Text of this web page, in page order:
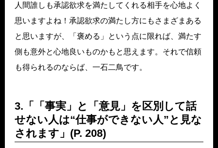
人間誰しも承認欲求を満たしてくれる相手を心地よく
思いますよね！承認欲求の満たし方にもさまざまある
と思いますが、「褒める」という点に限れば、満たす
側も意外と心地良いものかもと思えます。それで信頼
も得られるのならば、一石二鳥です。
3.「「事実」と「意見」を区別して話
せない人は“仕事ができない人”と見な
されます」(P. 208)